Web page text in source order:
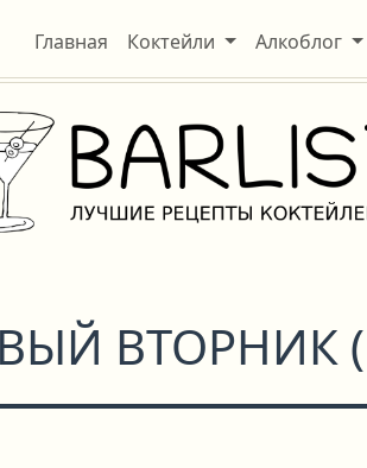
Главная Коктейли Алкоблог
ВТОРНИК (